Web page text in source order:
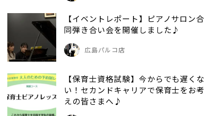
【イベントレポート】ピアノサロン合
同弾き合い会を開催しました♪
広島パルコ店
【保育士資格試験】今からでも遅くな
い！セカンドキャリアで保育士をお考
えの皆さまへ♪